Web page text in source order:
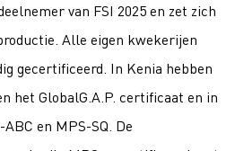
van FSI 2025 en zet zich
Alle eigen kwekerijen
gecertificeerd. In Kenia hebben
het GlobalG.A.P. certificaat en in
en MPS-SQ. De